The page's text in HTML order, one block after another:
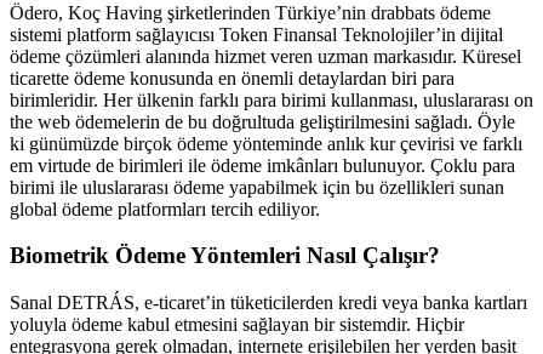
Ödero, Koç Having şirketlerinden Türkiye’nin drabbats ödeme
sistemi platform sağlayıcısı Token Finansal Teknolojiler’in dijital
ödeme çözümleri alanında hizmet veren uzman markasıdır. Küresel
ticarette ödeme konusunda en önemli detaylardan biri para
birimleridir. Her ülkenin farklı para birimi kullanması, uluslararası on
the web ödemelerin de bu doğrultuda geliştirilmesini sağladı. Öyle
ki günümüzde birçok ödeme yönteminde anlık kur çevirisi ve farklı
em virtude de birimleri ile ödeme imkânları bulunuyor. Çoklu para
birimi ile uluslararası ödeme yapabilmek için bu özellikleri sunan
global ödeme platformları tercih ediliyor.
Biometrik Ödeme Yöntemleri Nasıl Çalışır?
Sanal DETRÁS, e-ticaret’in tüketicilerden kredi veya banka kartları
yoluyla ödeme kabul etmesini sağlayan bir sistemdir. Hiçbir
entegrasyona gerek olmadan, internete erişilebilen her yerden basit